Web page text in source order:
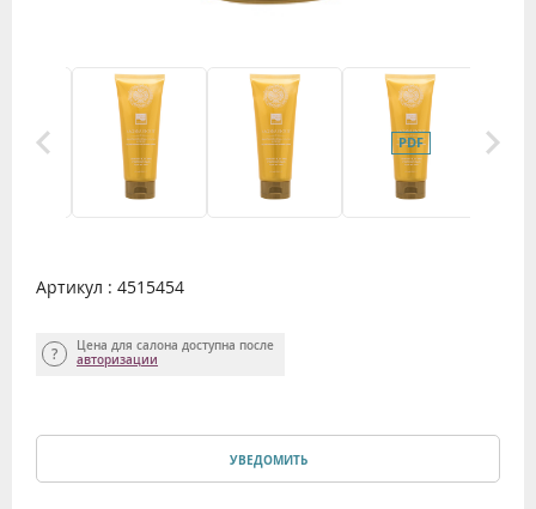
Артикул : 4515454
Цена для салона доступна после
авторизации
УВЕДОМИТЬ